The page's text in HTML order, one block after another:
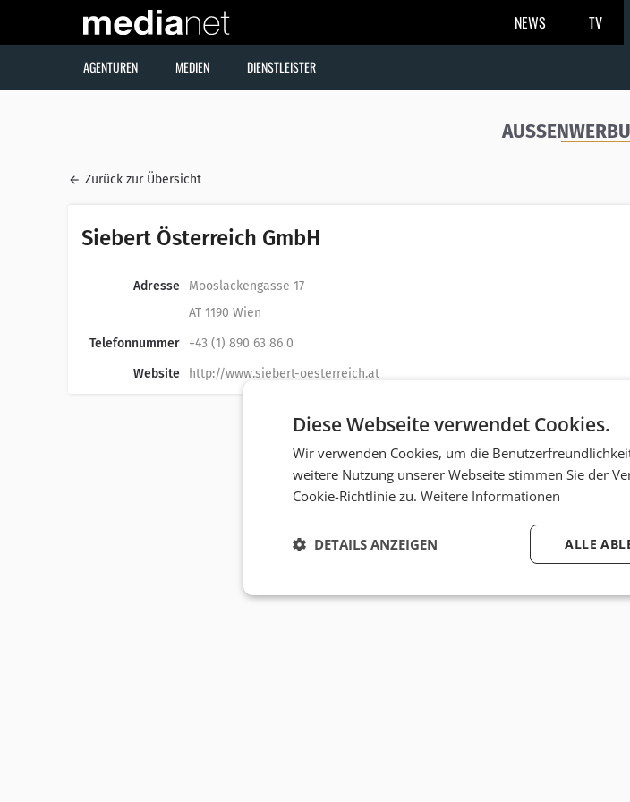
NEWS TV
AGENTUREN MEDIEN DIENSTLEISTER
Zurück zur Übersicht
Siebert Österreich GmbH
Adresse
Mooslackengasse 17
AT 1190 Wien
Telefonnummer
+43 (1) 890 63 86 0
Website
http://www.siebert-oesterreich.at
Diese Webseite verwendet Cookies.
Wir verwenden Cookies, um die
weitere Nutzung unserer Webseite stimmen Sie der
Cookie-Richtlinie zu. Weitere Informationen
ALLE
DETAILS ANZEIGEN